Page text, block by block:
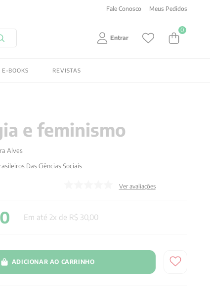
Fale Conosco Meus Pedidos
Entrar
0
E-BOOKS REVISTAS
e feminismo
Alves
Das Ciências Sociais
Ver avaliações
Em até2x de R$ 30,00
ADICIONAR AO CARRINHO